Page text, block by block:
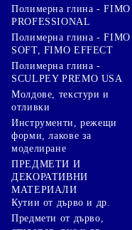
Полимерна глина - FIMO
PROFESSIONAL
Полимерна глина - FIMO
SOFT, FIMO EFFECT
Полимерна глина -
SCULPEY PREMO USA
Молдове, текстури и
отливки
Инструменти, режещи
форми, лакове за
моделиране
ПРЕДМЕТИ И
ДЕКОРАТИВНИ
МАТЕРИАЛИ
Кутии от дърво и др.
Предмети от дърво,